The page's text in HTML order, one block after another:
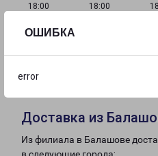
ОШИБКА
error
18:00
18:00
Доставка из
Из филиала в Балашове